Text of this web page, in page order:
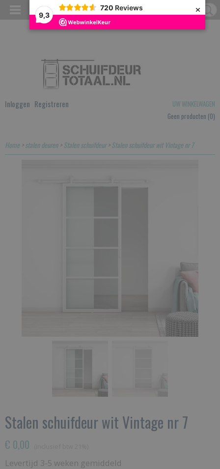
9,3
720 Reviews ×
Inloggen Registreren
UW WINKELWAGEN
Geen producten (0)
Home>stalen deuren>Stalen schuifdeur>Stalen schuifdeur wit Vintage nr 7
Stalen schuifdeur wit Vintage nr 7
€ 0,00
Levertijd 3-5 weken gemiddeld